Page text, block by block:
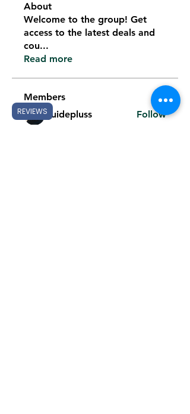
About
Welcome to the group! Get
access to the latest deals and
cou...
Read more
Members
guidepluss
Follow
REVIEWS